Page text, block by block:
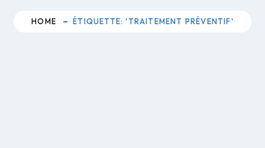
HOME ÉTIQUETTE: 'TRAITEMENT PRÉVENTIF'